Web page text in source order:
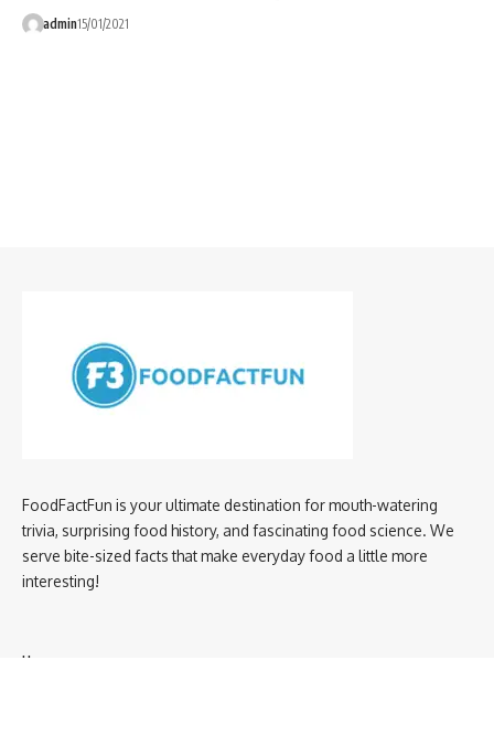
admin15/01/2021
FoodFactFun is your ultimate destination for mouth-watering
trivia, surprising food history, and fascinating food science. We
serve bite-sized facts that make everyday food a little more
interesting!
Home